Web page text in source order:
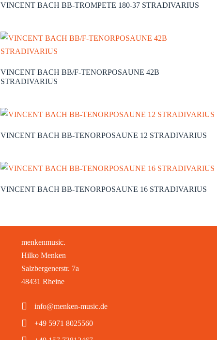
VINCENT BACH BB-TROMPETE 180-37 STRADIVARIUS
VINCENT BACH BB/F-TENORPOSAUNE 42B
STRADIVARIUS
VINCENT BACH BB-TENORPOSAUNE 12 STRADIVARIUS
VINCENT BACH BB-TENORPOSAUNE 16 STRADIVARIUS
menkenmusic.
Hilko Menken
Salzbergenerstr. 7a
48431 Rheine
info@menken-music.de
+49 5971 8025560